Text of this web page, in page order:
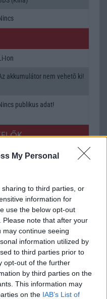
My Personal
to third parties, or
information for
use the below opt-out
note that after your
continue seeing
information utilized by
to third parties prior to
opt-out of the further
by third parties on the
This information may
on the IAB’s List of
Ion
akkumulátor nem vehetõ ki!
publikus adat!
(alap tudással)
(alap tudással)
= Document viewer (Word,
PowerPoint, PDF)